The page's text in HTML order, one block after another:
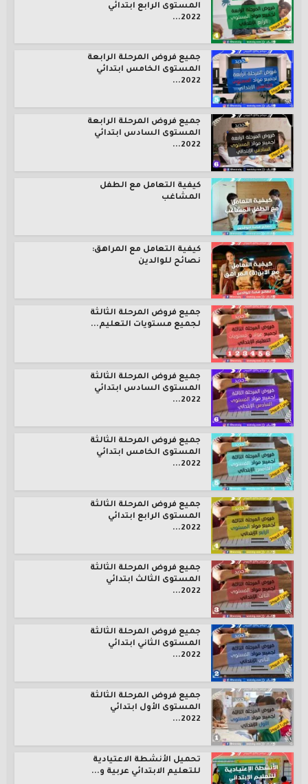
المستوى الرابع ابتدائي
2022...
جميع فروض المرحلة الرابعة
المستوى الخامس ابتدائي
2022...
جميع فروض المرحلة الرابعة
المستوى السادس ابتدائي
2022...
كيفية التعامل مع الطفل
المشاغب
كيفية التعامل مع المراهق:
نصائح للوالدين
جميع فروض المرحلة الثالثة
لجميع مستويات التعليم...
جميع فروض المرحلة الثالثة
المستوى السادس ابتدائي
2022...
جميع فروض المرحلة الثالثة
المستوى الخامس ابتدائي
2022...
جميع فروض المرحلة الثالثة
المستوى الرابع ابتدائي
2022...
جميع فروض المرحلة الثالثة
المستوى الثالث ابتدائي
2022...
جميع فروض المرحلة الثالثة
المستوى الثاني ابتدائي
2022...
جميع فروض المرحلة الثالثة
المستوى الأول ابتدائي
2022...
تحميل الأنشطة الاعتيادية
للتعليم الابتدائي عربية و...